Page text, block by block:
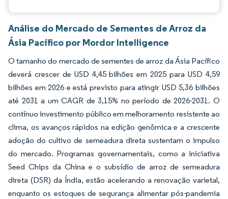
Análise do Mercado de Sementes de Arroz da
Ásia Pacífico por Mordor Intelligence
O tamanho do mercado de sementes de arroz da Ásia Pacífico
deverá crescer de USD 4,45 bilhões em 2025 para USD 4,59
bilhões em 2026 e está previsto para atingir USD 5,36 bilhões
até 2031 a um CAGR de 3,15% no período de 2026-2031. O
contínuo investimento público em melhoramento resistente ao
clima, os avanços rápidos na edição genômica e a crescente
adoção do cultivo de semeadura direta sustentam o impulso
do mercado. Programas governamentais, como a iniciativa
Seed Chips da China e o subsídio de arroz de semeadura
direta (DSR) da Índia, estão acelerando a renovação varietal,
enquanto os estoques de segurança alimentar pós-pandemia